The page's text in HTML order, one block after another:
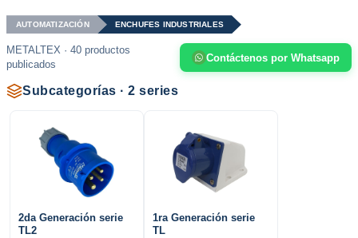
AUTOMATIZACIÓN ENCHUFES INDUSTRIALES
METALTEX · 40 productos
publicados
Contáctenos por Whatsapp
Subcategorías · 2 series
2da Generación serie
TL2
1ra Generación serie
TL